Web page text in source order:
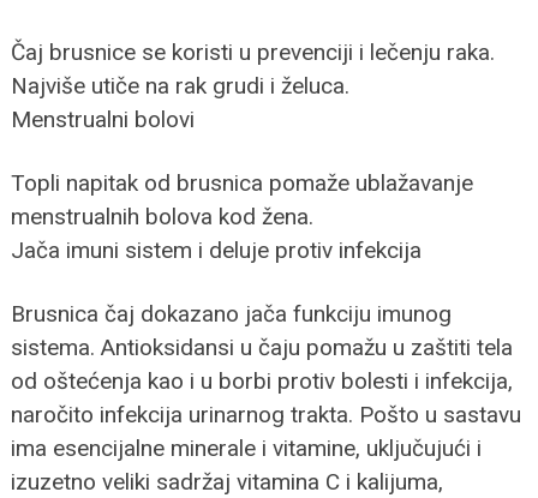
Čaj brusnice se koristi u prevenciji i lečenju raka.
Najviše utiče na rak grudi i želuca.
Menstrualni bolovi
Topli napitak od brusnica pomaže ublažavanje
menstrualnih bolova kod žena.
Jača imuni sistem i deluje protiv infekcija
Brusnica čaj dokazano jača funkciju imunog
sistema. Antioksidansi u čaju pomažu u zaštiti tela
od oštećenja kao i u borbi protiv bolesti i infekcija,
naročito infekcija urinarnog trakta. Pošto u sastavu
ima esencijalne minerale i vitamine, uključujući i
izuzetno veliki sadržaj vitamina C i kalijuma,